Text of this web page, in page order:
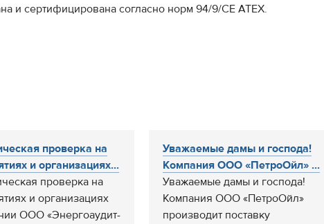
и сертифицирована согласно норм 94/9/CE ATEX.
проверка на
и организациях...
проверка на
и организациях
ООО «Энергоаудит-
Уважаемые дамы и господа!
Компания ООО «ПетроОйл» ...
Уважаемые дамы и господа!
Компания ООО «ПетроОйл»
производит поставку